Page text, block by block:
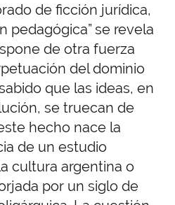
de ficción jurídica,
pedagógica” se revela
de otra fuerza
del dominio
que las ideas, en
se truecan de
hecho nace la
de un estudio
cultura argentina o
por un siglo de